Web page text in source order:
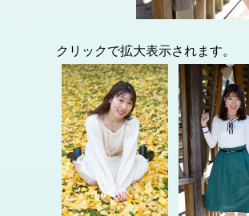
クリックで拡大表示されます